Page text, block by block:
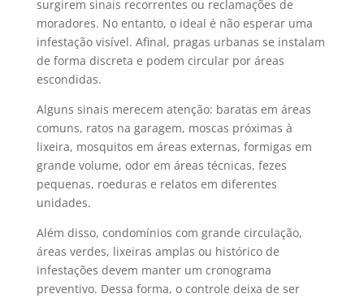
surgirem sinais recorrentes ou reclamações de
moradores. No entanto, o ideal é não esperar uma
infestação visível. Afinal, pragas urbanas se instalam
de forma discreta e podem circular por áreas
escondidas.
Alguns sinais merecem atenção: baratas em áreas
comuns, ratos na garagem, moscas próximas à
lixeira, mosquitos em áreas externas, formigas em
grande volume, odor em áreas técnicas, fezes
pequenas, roeduras e relatos em diferentes
unidades.
Além disso, condomínios com grande circulação,
áreas verdes, lixeiras amplas ou histórico de
infestações devem manter um cronograma
preventivo. Dessa forma, o controle deixa de ser